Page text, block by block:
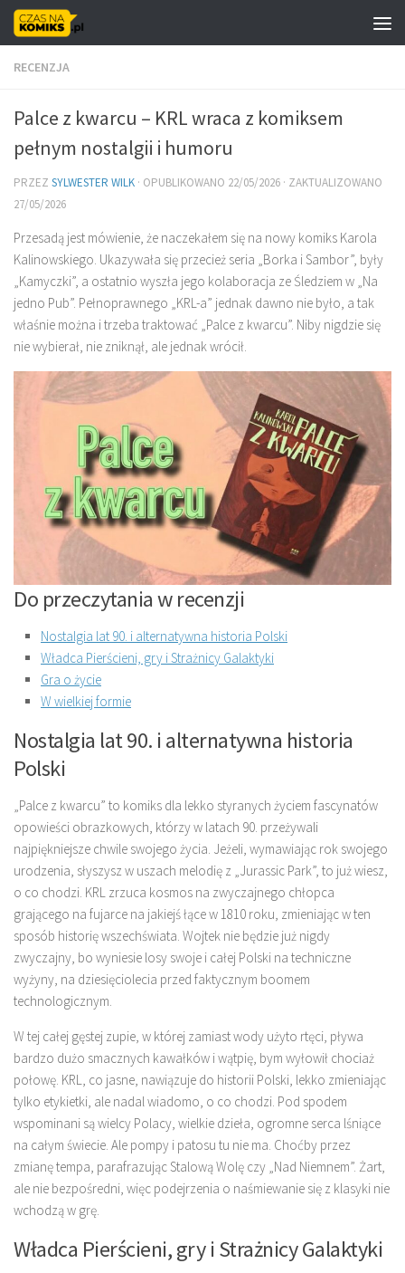
Skip to content
RECENZJA
Palce z kwarcu – KRL wraca z komiksem
pełnym nostalgii i humoru
PRZEZ SYLWESTER WILK · OPUBLIKOWANO 22/05/2026 · ZAKTUALIZOWANO
27/05/2026
Przesadą jest mówienie, że naczekałem się na nowy komiks Karola
Kalinowskiego. Ukazywała się przecież seria „Borka i Sambor”, były
„Kamyczki”, a ostatnio wyszła jego kolaboracja ze Śledziem w „Na
jedno Pub”. Pełnoprawnego „KRL-a” jednak dawno nie było, a tak
właśnie można i trzeba traktować „Palce z kwarcu”. Niby nigdzie się
nie wybierał, nie zniknął, ale jednak wrócił.
Do przeczytania w recenzji
Nostalgia lat 90. i alternatywna historia Polski
Władca Pierścieni, gry i Strażnicy Galaktyki
Gra o życie
W wielkiej formie
Nostalgia lat 90. i alternatywna historia
Polski
„Palce z kwarcu” to komiks dla lekko styranych życiem fascynatów
opowieści obrazkowych, którzy w latach 90. przeżywali
najpiękniejsze chwile swojego życia. Jeżeli, wymawiając rok swojego
urodzenia, słyszysz w uszach melodię z „Jurassic Park”, to już wiesz,
o co chodzi. KRL zrzuca kosmos na zwyczajnego chłopca
grającego na fujarce na jakiejś łące w 1810 roku, zmieniając w ten
sposób historię wszechświata. Wojtek nie będzie już nigdy
zwyczajny, bo wyniesie losy swoje i całej Polski na techniczne
wyżyny, na dziesięciolecia przed faktycznym boomem
technologicznym.
W tej całej gęstej zupie, w której zamiast wody użyto rtęci, pływa
bardzo dużo smacznych kawałków i wątpię, bym wyłowił chociaż
połowę. KRL, co jasne, nawiązuje do historii Polski, lekko zmieniając
tylko etykietki, ale nadal wiadomo, o co chodzi. Pod spodem
wspominani są wielcy Polacy, wielkie dzieła, ogromne serca lśniące
na całym świecie. Ale pompy i patosu tu nie ma. Choćby przez
zmianę tempa, parafrazując Stalową Wolę czy „Nad Niemnem”. Żart,
ale nie bezpośredni, więc podejrzenia o naśmiewanie się z klasyki nie
wchodzą w grę.
Władca Pierścieni, gry i Strażnicy Galaktyki